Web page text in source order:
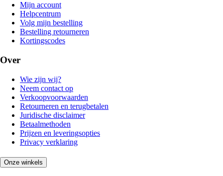
Mijn account
Helpcentrum
Volg mijn bestelling
Bestelling retourneren
Kortingscodes
Over
Wie zijn wij?
Neem contact op
Verkoopvoorwaarden
Retourneren en terugbetalen
Juridische disclaimer
Betaalmethoden
Prijzen en leveringsopties
Privacy verklaring
Onze winkels